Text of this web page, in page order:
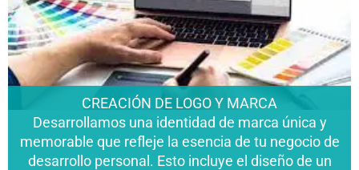
CREACIÓN DE LOGO Y MARCA
Desarrollamos una identidad de marca única y
memorable que refleje la esencia de tu negocio de
desarrollo personal. Esto incluye el diseño de un